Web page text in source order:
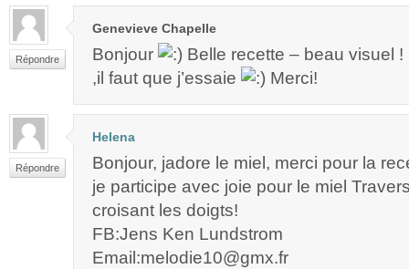
Répondre
Genevieve Chapelle
Bonjour
Belle recette – beau visuel
,il faut que j’essaie
Merci!
Répondre
Helena
Bonjour, jadore le miel, merci pour la
je participe avec joie pour le miel
croisant les doigts!
FB:Jens Ken Lundstrom
Email:melodie10@gmx.fr